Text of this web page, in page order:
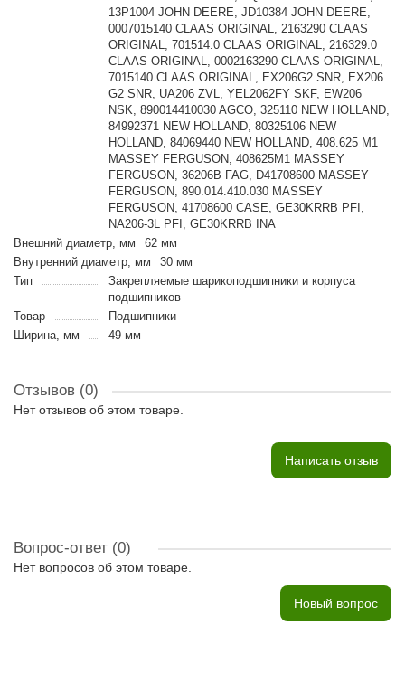
13P1004 JOHN DEERE, JD10384 JOHN DEERE,
0007015140 CLAAS ORIGINAL, 2163290 CLAAS
ORIGINAL, 701514.0 CLAAS ORIGINAL, 216329.0
CLAAS ORIGINAL, 0002163290 CLAAS ORIGINAL,
7015140 CLAAS ORIGINAL, EX206G2 SNR, EX206
G2 SNR, UA206 ZVL, YEL2062FY SKF, EW206
NSK, 890014410030 AGCO, 325110 NEW HOLLAND,
84992371 NEW HOLLAND, 80325106 NEW
HOLLAND, 84069440 NEW HOLLAND, 408.625 M1
MASSEY FERGUSON, 408625M1 MASSEY
FERGUSON, 36206B FAG, D41708600 MASSEY
FERGUSON, 890.014.410.030 MASSEY
FERGUSON, 41708600 CASE, GE30KRRB PFI,
NA206-3L PFI, GE30KRRB INA
Внешний диаметр, мм
62 мм
Внутренний диаметр, мм
30 мм
Тип
Закрепляемые шарикоподшипники и корпуса
подшипников
Товар
Подшипники
Ширина, мм
49 мм
Отзывов (0)
Нет отзывов об этом товаре.
Написать отзыв
Вопрос-ответ (0)
Нет вопросов об этом товаре.
Новый вопрос